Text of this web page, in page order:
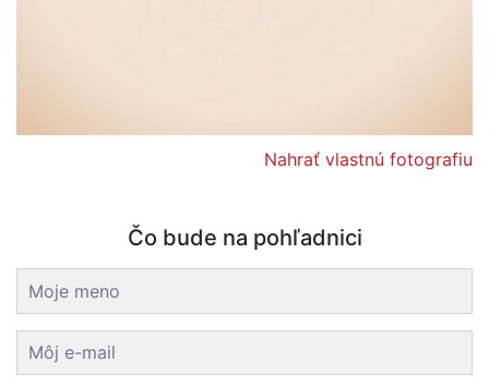
Nahrať vlastnú fotografiu
Čo bude na pohľadnici